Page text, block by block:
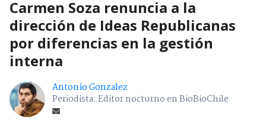
Carmen Soza renuncia a la
dirección de Ideas Republicanas
por diferencias en la gestión
interna
Antonio Gonzalez
Periodista. Editor nocturno en BioBioChile